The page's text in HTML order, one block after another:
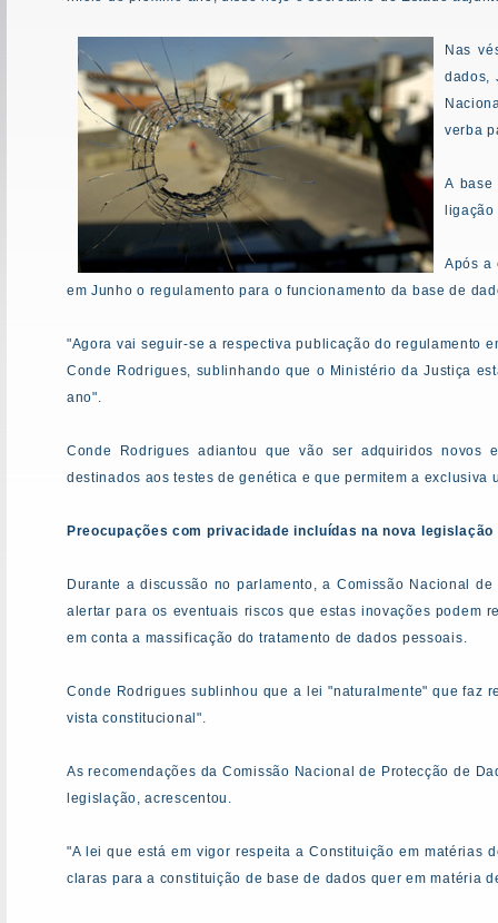
Nas
dados,
verba
A
Após a
em Junho o regulamento para o funcionamento da base de
"Agora vai seguir-se a respectiva publicação do regulamento
Conde Rodrigues, sublinhando que o Ministério da Justiça
ano".
Conde Rodrigues adiantou que vão ser adquiridos novos
destinados aos testes de genética e que permitem a exclusiva
Preocupações com privacidade incluídas na nova legislação
Durante a discussão no parlamento, a Comissão Nacional
alertar para os eventuais riscos que estas inovações podem
em conta a massificação do tratamento de dados pessoais.
Conde Rodrigues sublinhou que a lei "naturalmente" que faz
vista constitucional".
As recomendações da Comissão Nacional de Protecção de
legislação, acrescentou.
"A lei que está em vigor respeita a Constituição em matérias
claras para a constituição de base de dados quer em matéria